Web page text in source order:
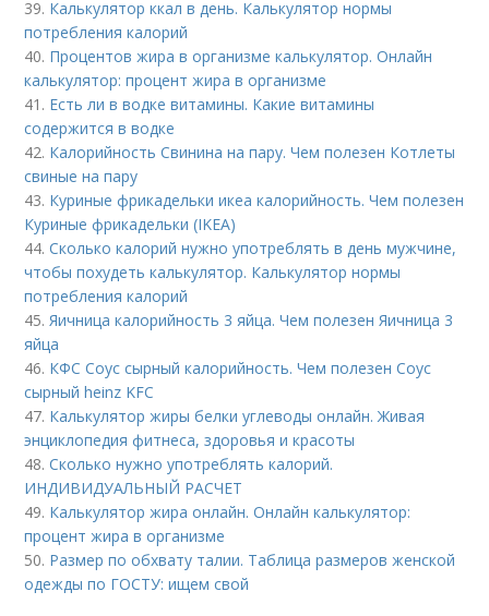
39. Калькулятор ккал в день. Калькулятор нормы
потребления калорий
40. Процентов жира в организме калькулятор. Онлайн
калькулятор: процент жира в организме
41. Есть ли в водке витамины. Какие витамины
содержится в водке
42. Калорийность Свинина на пару. Чем полезен Котлеты
свиные на пару
43. Куриные фрикадельки икеа калорийность. Чем полезен
Куриные фрикадельки (IKEA)
44.Сколько калорий нужно употреблять в день мужчине,
чтобы похудеть калькулятор. Калькулятор нормы
потребления калорий
45. Яичница калорийность 3 яйца. Чем полезен Яичница 3
яйца
46. КФС Соус сырный калорийность. Чем полезен Соус
сырный heinz KFC
47. Калькулятор жиры белки углеводы онлайн. Живая
энциклопедия фитнеса, здоровья и красоты
48.Сколько нужно употреблять калорий.
ИНДИВИДУАЛЬНЫЙ РАСЧЕТ
49. Калькулятор жира онлайн. Онлайн калькулятор:
процент жира в организме
50. Размер по обхвату талии. Таблица размеров женской
одежды по ГОСТУ: ищем свой